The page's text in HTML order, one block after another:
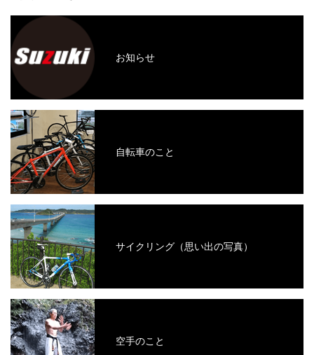
お知らせ
自転車のこと
サイクリング（思い出の写真）
空手のこと